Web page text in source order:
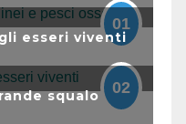
01
esseri viventi
02
squalo